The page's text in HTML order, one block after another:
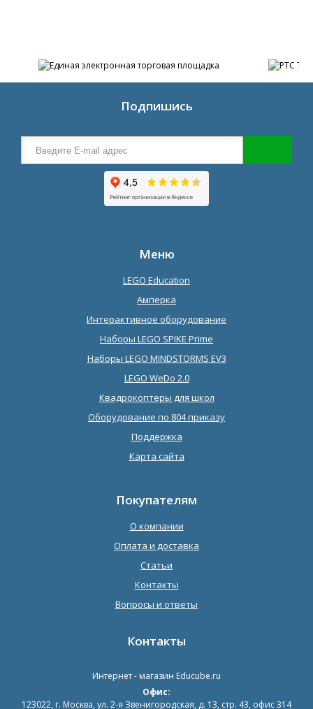
Подпишись
Меню
LEGO Education
Амперка
Интерактивное оборудование
Наборы LEGO SPIKE Prime
Наборы LEGO MINDSTORMS EV3
LEGO WeDo 2.0
Квадрокоптеры для школ
Оборудование по 804 приказу
Поддержка
Карта сайта
Покупателям
О компании
Оплата и доставка
Статьи
Контакты
Вопросы и ответы
Контакты
Интернет - магазин Educube.ru
Офис:
123022, г. Москва, ул. 2-я Звенигородская, д. 13, стр. 43, офис 314